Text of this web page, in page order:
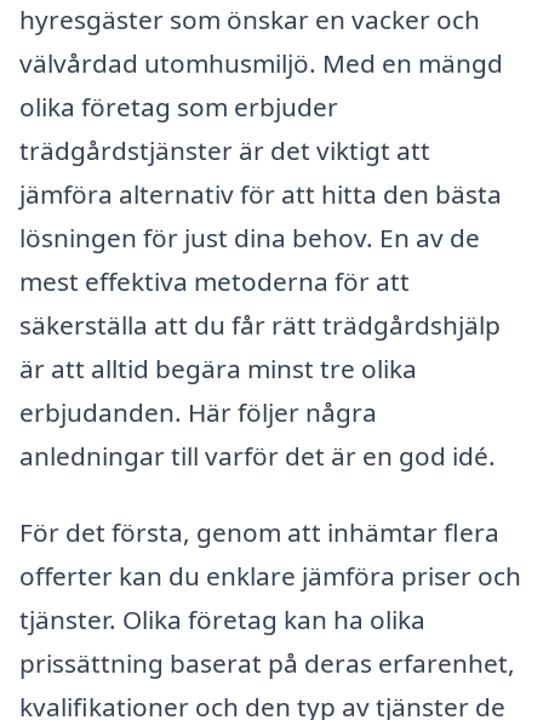
hyresgäster som önskar en vacker och
välvårdad utomhusmiljö. Med en mängd
olika företag som erbjuder
trädgårdstjänster är det viktigt att
jämföra alternativ för att hitta den bästa
lösningen för just dina behov. En av de
mest effektiva metoderna för att
säkerställa att du får rätt trädgårdshjälp
är att alltid begära minst tre olika
erbjudanden. Här följer några
anledningar till varför det är en god idé.
För det första, genom att inhämtar flera
offerter kan du enklare jämföra priser och
tjänster. Olika företag kan ha olika
prissättning baserat på deras erfarenhet,
kvalifikationer och den typ av tjänster de